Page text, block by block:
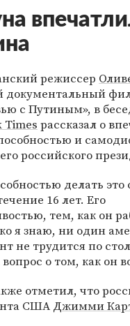
режиссер
документальный
с Путиным», в
Times рассказал о
и
российского
делать это
16 лет. Его
тем, как он
я знаю, ни один
не трудится по
вопрос о том, как он
отметил, что
США Джимми